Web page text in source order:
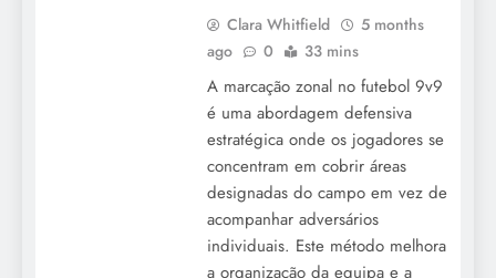
Clara Whitfield
5 months
ago
0 33 mins
A marcação zonal no futebol 9v9
é uma abordagem defensiva
estratégica onde os jogadores se
concentram em cobrir áreas
designadas do campo em vez de
acompanhar adversários
individuais. Este método melhora
a organização da equipa e a